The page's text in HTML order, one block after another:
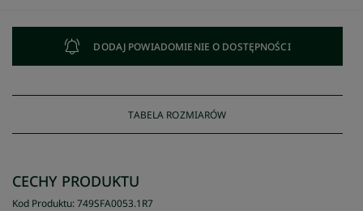
DODAJ POWIADOMIENIE O DOSTĘPNOŚCI
TABELA ROZMIARÓW
CECHY PRODUKTU
Kod Produktu:749SFA0053.1R7